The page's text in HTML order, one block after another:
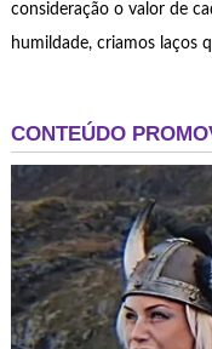
consideração o valor de
humildade, criamos laços